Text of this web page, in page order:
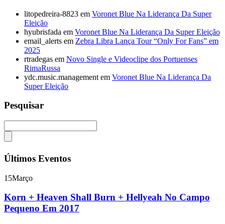
litopedreira-8823 em Voronet Blue Na Liderança Da Super
Eleição
hyubrisfada em Voronet Blue Na Liderança Da Super Eleição
email_alerts em Zebra Libra Lança Tour “Only For Fans” em
2025
rtradegas em Novo Single e Videoclipe dos Portuenses
RimaRussa
ydc.music.management em Voronet Blue Na Liderança Da
Super Eleição
Pesquisar
Últimos Eventos
15Março
Korn + Heaven Shall Burn + Hellyeah No Campo
Pequeno Em 2017